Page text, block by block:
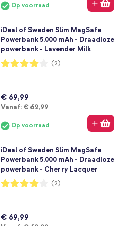
Op voorraad
iDeal of Sweden Slim MagSafe
Powerbank 5.000 mAh - Draadloze
powerbank - Lavender Milk
Waardering:
80%
(2)
€ 69,99
Vanaf: Vanaf
€ 62,99
Op voorraad
iDeal of Sweden Slim MagSafe
Powerbank 5.000 mAh - Draadloze
powerbank - Cherry Lacquer
Waardering:
80%
(2)
€ 69,99